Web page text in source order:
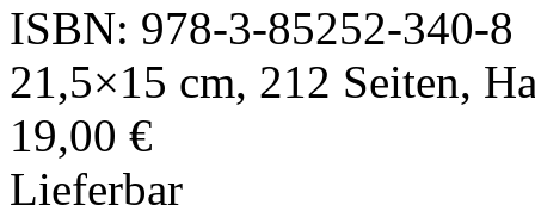
ISBN: 978-3-85252-340-8
21,5×15 cm, 212 Seiten,
19,00 €
Lieferbar